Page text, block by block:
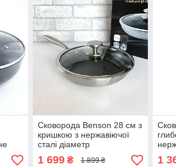
Сковорода Benson 28 см з
кришкою з нержавіючої
сталі діаметр
1 699₴ 1 899 ₴
22
1